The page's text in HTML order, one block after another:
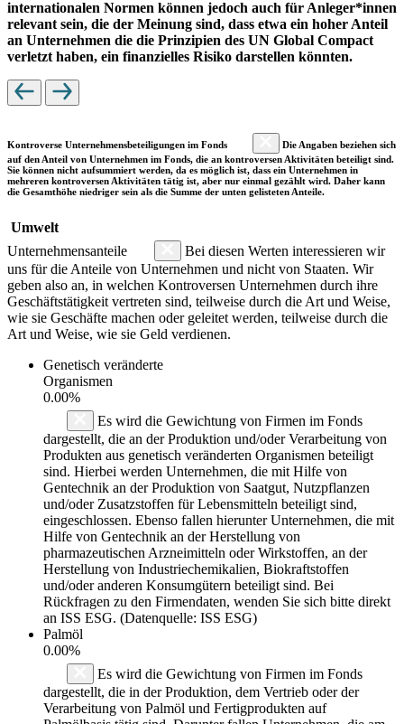
internationalen Normen können jedoch auch für Anleger*innen
relevant sein, die der Meinung sind, dass etwa ein hoher Anteil
an Unternehmen die die Prinzipien des UN Global Compact
verletzt haben, ein finanzielles Risiko darstellen könnten.
Kontroverse Unternehmensbeteiligungen im Fonds
Die Angaben beziehen sich
auf den Anteil von Unternehmen im Fonds, die an kontroversen Aktivitäten beteiligt sind.
Sie können nicht aufsummiert werden, da es möglich ist, dass ein Unternehmen in
mehreren kontroversen Aktivitäten tätig ist, aber nur einmal gezählt wird. Daher kann
die Gesamthöhe niedriger sein als die Summe der unten gelisteten Anteile.
Umwelt
Unternehmensanteile
Bei diesen Werten interessieren wir
uns für die Anteile von Unternehmen und nicht von Staaten. Wir
geben also an, in welchen Kontroversen Unternehmen durch ihre
Geschäftstätigkeit vertreten sind, teilweise durch die Art und Weise,
wie sie Geschäfte machen oder geleitet werden, teilweise durch die
Art und Weise, wie sie Geld verdienen.
Genetisch veränderte
Organismen
0.00%
Es wird die Gewichtung von Firmen im Fonds
dargestellt, die an der Produktion und/oder Verarbeitung von
Produkten aus genetisch veränderten Organismen beteiligt
sind. Hierbei werden Unternehmen, die mit Hilfe von
Gentechnik an der Produktion von Saatgut, Nutzpflanzen
und/oder Zusatzstoffen für Lebensmitteln beteiligt sind,
eingeschlossen. Ebenso fallen hierunter Unternehmen, die mit
Hilfe von Gentechnik an der Herstellung von
pharmazeutischen Arzneimitteln oder Wirkstoffen, an der
Herstellung von Industriechemikalien, Biokraftstoffen
und/oder anderen Konsumgütern beteiligt sind. Bei
Rückfragen zu den Firmendaten, wenden Sie sich bitte direkt
an ISS ESG. (Datenquelle: ISS ESG)
Palmöl
0.00%
Es wird die Gewichtung von Firmen im Fonds
dargestellt, die in der Produktion, dem Vertrieb oder der
Verarbeitung von Palmöl und Fertigprodukten auf